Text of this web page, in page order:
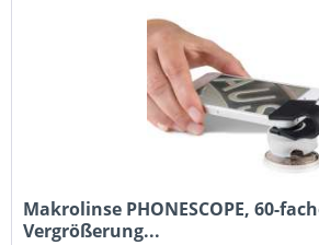
Makrolinse PHONESCOPE, 60-
Vergrößerung...